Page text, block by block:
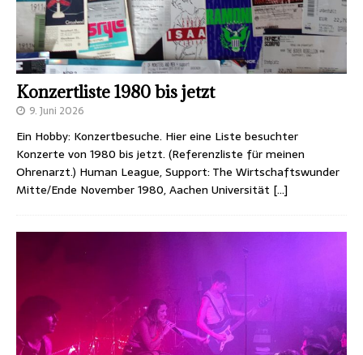
Konzertliste 1980 bis jetzt
9. Juni 2026
Ein Hobby: Konzertbesuche. Hier eine Liste besuchter
Konzerte von 1980 bis jetzt. (Referenzliste für meinen
Ohrenarzt.) Human League, Support: The Wirtschaftswunder
Mitte/Ende November 1980, Aachen Universität […]